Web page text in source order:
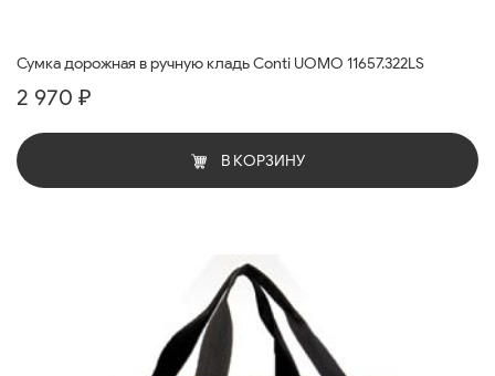
Сумка дорожная в ручную кладь Conti UOMO 11657.322LS
2 970 ₽
В КОРЗИНУ